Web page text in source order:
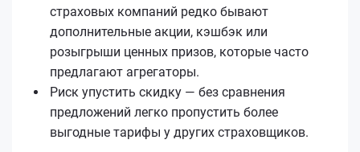
страховых компаний редко бывают
дополнительные акции, кэшбэк или
розыгрыши ценных призов, которые часто
предлагают агрегаторы.
Риск упустить скидку — без сравнения
предложений легко пропустить более
выгодные тарифы у других страховщиков.